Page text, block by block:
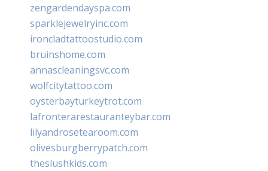
zengardendayspa.com
sparklejewelryinc.com
ironcladtattoostudio.com
bruinshome.com
annascleaningsvc.com
wolfcitytattoo.com
oysterbayturkeytrot.com
lafronterarestauranteybar.com
lilyandrosetearoom.com
olivesburgberrypatch.com
theslushkids.com